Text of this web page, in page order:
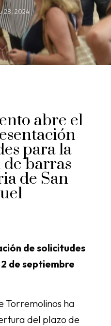
28, 2024
abre el
para la
barras
de San
de solicitudes
de septiembre
Torremolinos ha
del plazo de